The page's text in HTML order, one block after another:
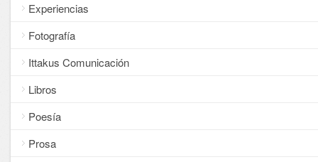
Experiencias
Fotografía
Ittakus Comunicación
Libros
Poesía
Prosa